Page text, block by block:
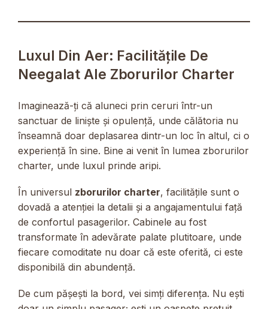
Luxul Din Aer: Facilitățile De
Neegalat Ale Zborurilor Charter
Imaginează-ți că aluneci prin ceruri într-un
sanctuar de liniște și opulență, unde călătoria nu
înseamnă doar deplasarea dintr-un loc în altul, ci o
experiență în sine. Bine ai venit în lumea zborurilor
charter, unde luxul prinde aripi.
În universul zborurilor charter, facilitățile sunt o
dovadă a atenției la detalii și a angajamentului față
de confortul pasagerilor. Cabinele au fost
transformate în adevărate palate plutitoare, unde
fiecare comoditate nu doar că este oferită, ci este
disponibilă din abundență.
De cum pășești la bord, vei simți diferența. Nu ești